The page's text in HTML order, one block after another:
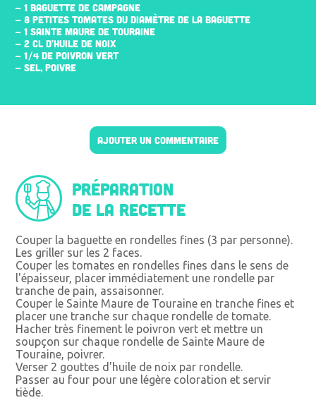
- 1 BAGUETTE DE CAMPAGNE
- 8 PETITES TOMATES DU DIAMÈTRE DE LA BAGUETTE
- 1 SAINTE MAURE DE TOURAINE
- 2 CL D'HUILE DE NOIX
- 1/4 DE POIVRON VERT
- SEL, POIVRE
AJOUTER UN COMMENTAIRE
Préparation
de la recette
Couper la baguette en rondelles fines (3 par personne).
Les griller sur les 2 faces.
Couper les tomates en rondelles fines dans le sens de
l'épaisseur, placer immédiatement une rondelle par
tranche de pain, assaisonner.
Couper le Sainte Maure de Touraine en tranche fines et
placer une tranche sur chaque rondelle de tomate.
Hacher très finement le poivron vert et mettre un
soupçon sur chaque rondelle de Sainte Maure de
Touraine, poivrer.
Verser 2 gouttes d'huile de noix par rondelle.
Passer au four pour une légère coloration et servir
tiède.